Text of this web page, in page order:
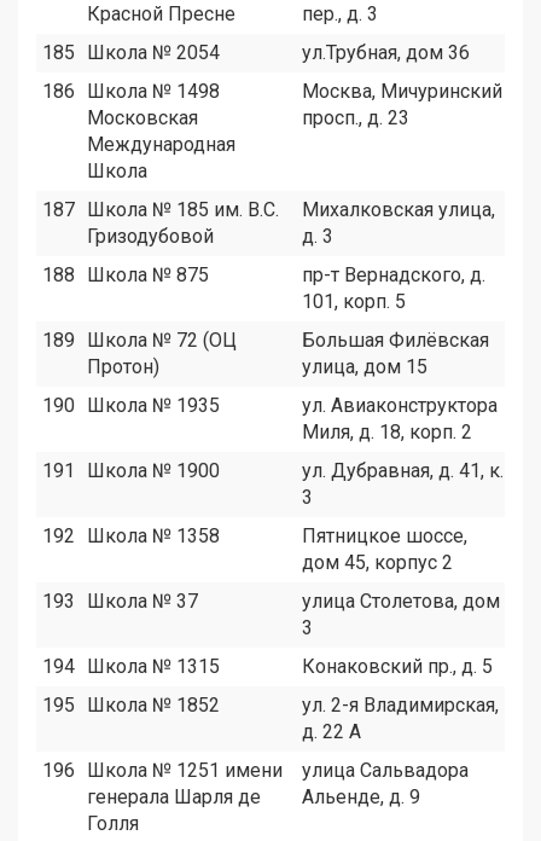
Красной Пресне
пер., д. 3
185 Школа № 2054 ул.Трубная, дом 36
186
Школа № 1498
Московская
Международная
Школа
Mосква, Мичуринский
просп., д. 23
187 Школа № 185 им. В.С.
Гризодубовой
Михалковская улица,
д. 3
188 Школа № 875
пр-т Вернадского, д.
101, корп. 5
189
Школа № 72 (ОЦ
Протон)
Большая Филёвская
улица, дом 15
190 Школа № 1935
ул. Авиаконструктора
Миля, д. 18, корп. 2
191 Школа № 1900
ул. Дубравная, д. 41, к.
3
192 Школа № 1358
Пятницкое шоссе,
дом 45, корпус 2
193 Школа № 37
улица Столетова, дом
3
194 Школа № 1315 Конаковский пр., д. 5
195
Школа № 1852
ул. 2-я Владимирская,
д. 22 А
196
Школа № 1251 имени
генерала Шарля де
Голля
улица Сальвадора
Альенде, д. 9